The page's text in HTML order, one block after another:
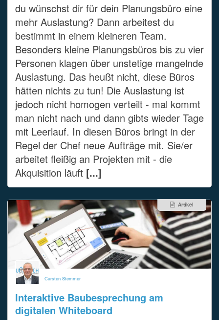
du wünschst dir für dein Planungsbüro eine
mehr Auslastung? Dann arbeitest du
bestimmt in einem kleineren Team.
Besonders kleine Planungsbüros bis zu vier
Personen klagen über unstetige mangelnde
Auslastung. Das heußt nicht, diese Büros
hätten nichts zu tun! Die Auslastung ist
jedoch nicht homogen verteilt - mal kommt
man nicht nach und dann gibts wieder Tage
mit Leerlauf. In diesen Büros bringt in der
Regel der Chef neue Aufträge mit. Sie/er
arbeitet fleißig an Projekten mit - die
Akquisition läuft [...]
Artikel
Carsten Stemmer
Interaktive Baubesprechung am
digitalen Whiteboard